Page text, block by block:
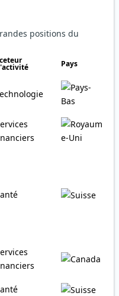
positions du
Pays